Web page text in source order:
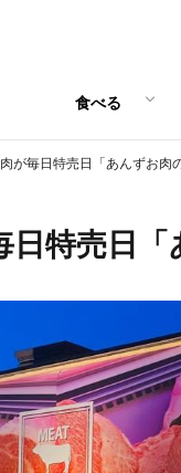
食べる
パン
スイーツ
ランチ
カフェ
が毎日特売日「あんずお肉
特売日「